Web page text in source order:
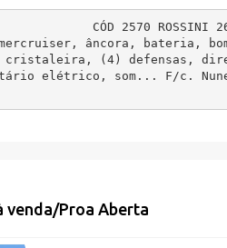
CÓD 2570
âncora, bateria,
cristaleira, (4) defensas,
elétrico, som... F/c.
venda/Proa Aberta